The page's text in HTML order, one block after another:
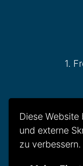
Diese
und externe
zu verbessern.
1.
Otto-